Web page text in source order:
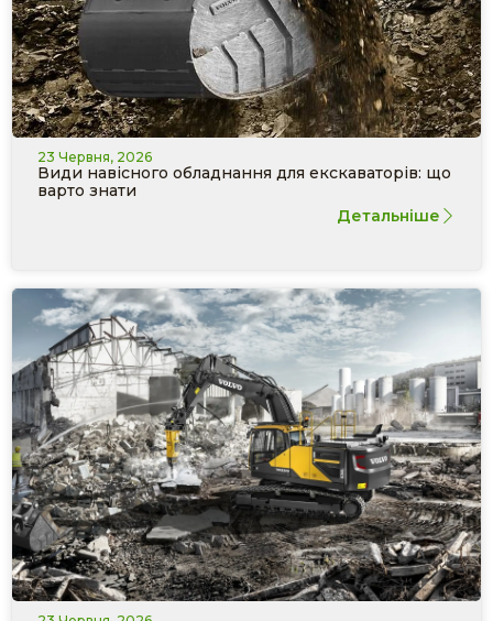
23 Червня, 2026
Види навісного обладнання для екскаваторів: що
варто знати
Детальніше